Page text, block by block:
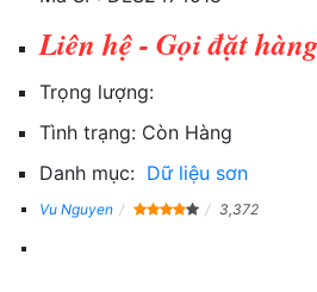
Liên hệ - Gọi đặt hàng
Trọng lượng:
Tình trạng: Còn Hàng
Danh mục: Dữ liệu sơn
Vu Nguyen 3,372